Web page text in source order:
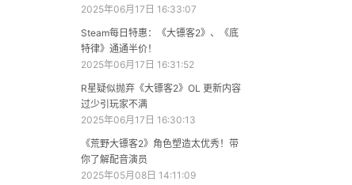
2025年06月17日 16:33:07
Steam每日特惠：《大镖客2》、《底
特律》通通半价！
2025年06月17日 16:31:52
R星疑似抛弃《大镖客2》OL 更新内容
过少引玩家不满
2025年06月17日 16:30:13
《荒野大镖客2》角色塑造太优秀！带
你了解配音演员
2025年05月08日 14:11:09